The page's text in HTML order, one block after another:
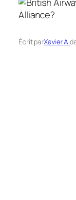
Écrit parXavier A.